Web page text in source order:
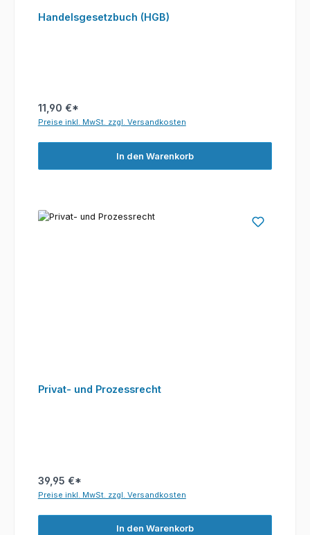
Handelsgesetzbuch (HGB)
11,90 €*
Preise inkl. MwSt. zzgl. Versandkosten
In den Warenkorb
Privat- und Prozessrecht
39,95 €*
Preise inkl. MwSt. zzgl. Versandkosten
In den Warenkorb